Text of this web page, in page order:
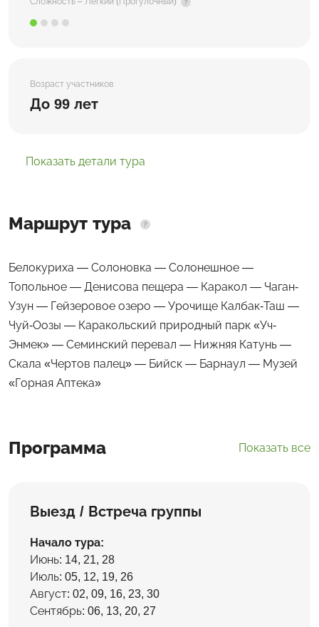
Возраст участников
До 99 лет
Показать детали тура
Маршрут тура
Белокуриха — Солоновка — Солонешное —
Топольное — Денисова пещера — Каракол — Чаган-
Узун — Гейзеровое озеро — Урочище Калбак-Таш —
Чуй-Оозы — Каракольский природный парк «Уч-
Энмек» — Семинский перевал — Нижняя Катунь —
Скала «Чертов палец» — Бийск — Барнаул — Музей
«Горная Аптека»
Программа Показать все
Выезд / Встреча группы
Начало тура:
Июнь: 14, 21, 28
Июль: 05, 12, 19, 26
Август: 02, 09, 16, 23, 30
Сентябрь: 06, 13, 20, 27